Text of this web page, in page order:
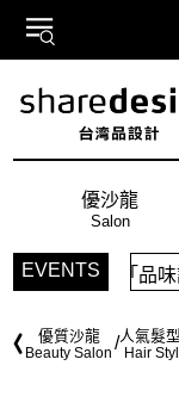
優沙龍
Salon
EVENTS
「品味設計，美
優質沙龍
Beauty Salon
人氣髮
Hair